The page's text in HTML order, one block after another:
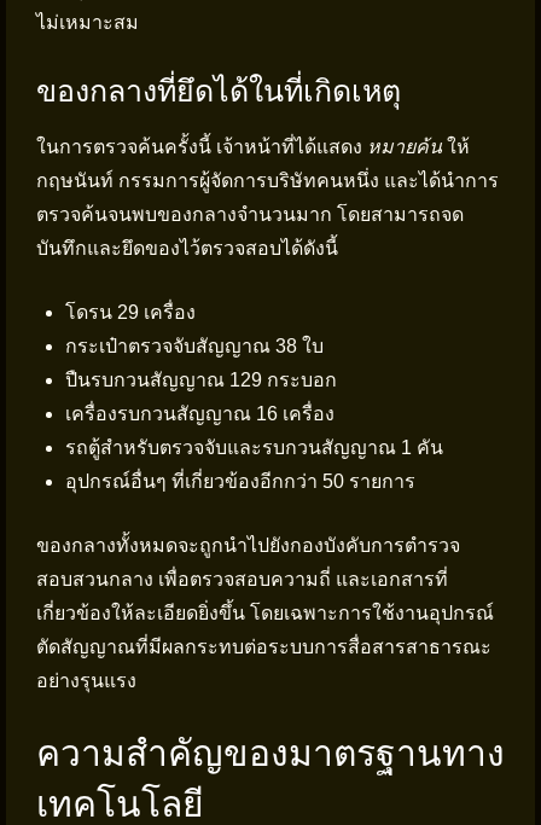
ไม่เหมาะสม
ของกลางที่ยึดได้ในที่เกิดเหตุ
ในการตรวจค้นครั้งนี้ เจ้าหน้าที่ได้แสดง หมายค้น ให้
กฤษนันท์ กรรมการผู้จัดการบริษัทคนหนึ่ง และได้นำการ
ตรวจค้นจนพบของกลางจำนวนมาก โดยสามารถจด
บันทึกและยึดของไว้ตรวจสอบได้ดังนี้
โดรน 29 เครื่อง
กระเป๋าตรวจจับสัญญาณ 38 ใบ
ปืนรบกวนสัญญาณ 129 กระบอก
เครื่องรบกวนสัญญาณ 16 เครื่อง
รถตู้สำหรับตรวจจับและรบกวนสัญญาณ 1 คัน
อุปกรณ์อื่นๆ ที่เกี่ยวข้องอีกกว่า 50 รายการ
ของกลางทั้งหมดจะถูกนำไปยังกองบังคับการตำรวจ
สอบสวนกลาง เพื่อตรวจสอบความถี่ และเอกสารที่
เกี่ยวข้องให้ละเอียดยิ่งขึ้น โดยเฉพาะการใช้งานอุปกรณ์
ตัดสัญญาณที่มีผลกระทบต่อระบบการสื่อสารสาธารณะ
อย่างรุนแรง
ความสำคัญของมาตรฐานทาง
เทคโนโลยี